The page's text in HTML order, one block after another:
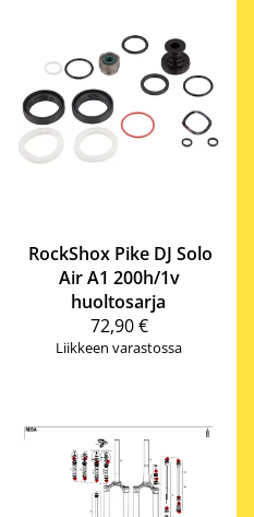
RockShox Pike DJ Solo
Air A1 200h/1v
huoltosarja
72,90 €
Liikkeen varastossa